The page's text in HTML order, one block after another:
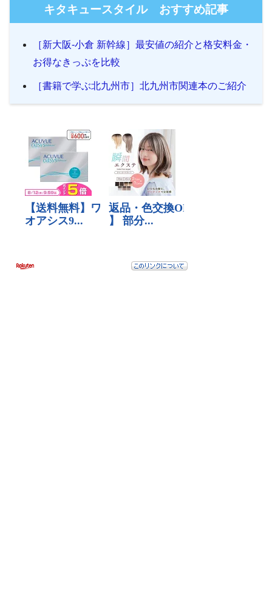
キタキュースタイル おすすめ記事
［新大阪-小倉 新幹線］最安値の紹介と格安料金・
お得なきっぷを比較
［書籍で学ぶ北九州市］北九州市関連本のご紹介